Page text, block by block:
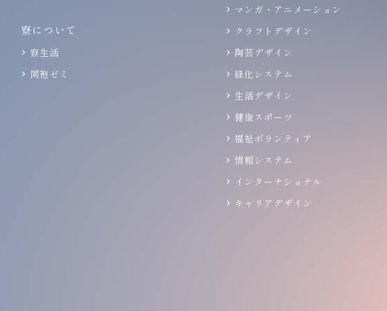
寮について
寮生活
同袍ゼミ
マンガ・アニメーション
クラフトデザイン
陶芸デザイン
緑化システム
生活デザイン
健康スポーツ
福祉ボランティア
情報システム
インターナショナル
キャリアデザイン